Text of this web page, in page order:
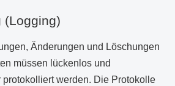
(Logging)
Änderungen und Löschungen
müssen lückenlos und
werden. Die Protokolle